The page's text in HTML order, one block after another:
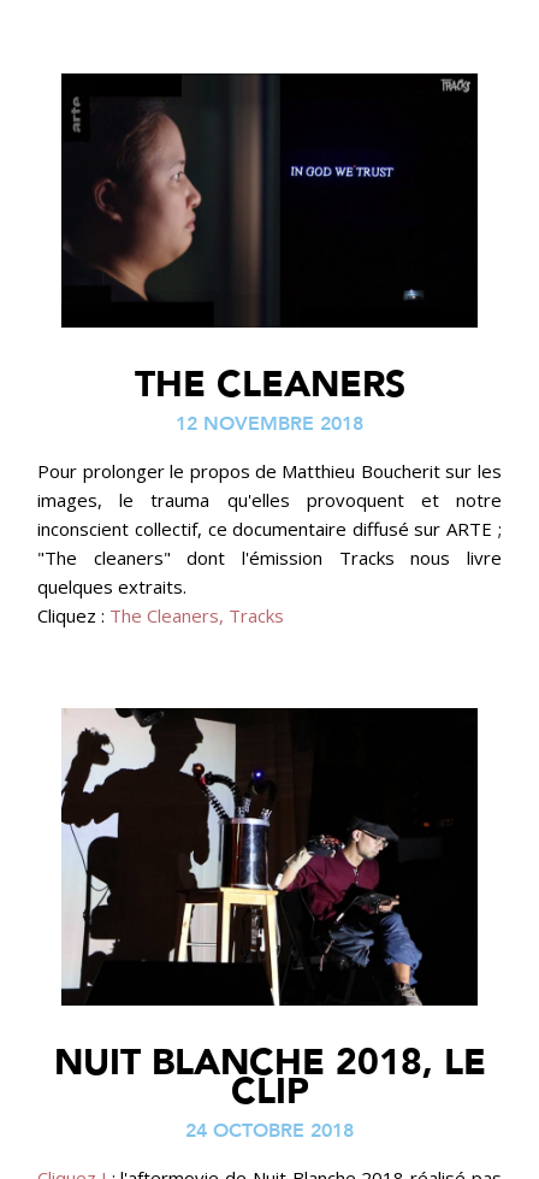
THE CLEANERS
12 NOVEMBRE 2018
Pour prolonger le propos de Matthieu Boucherit sur les
images, le trauma qu'elles provoquent et notre
inconscient collectif, ce documentaire diffusé sur ARTE ;
"The cleaners" dont l'émission Tracks nous livre
quelques extraits.
Cliquez : The Cleaners, Tracks
NUIT BLANCHE 2018, LE
CLIP
24 OCTOBRE 2018